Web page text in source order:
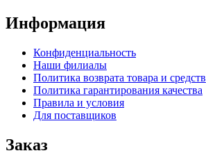
Информация
Конфиденциальность
Наши филиалы
Политика возврата товара и средств
Политика гарантирования качества
Правила и условия
Для поставщиков
Заказ